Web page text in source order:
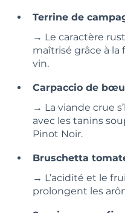
Terrine de
→ Le caractère
maîtrisé grâce à la
vin.
Carpaccio de
→ La viande crue
avec les tanins
Pinot Noir.
Bruschetta
→ L’acidité et le
prolongent les